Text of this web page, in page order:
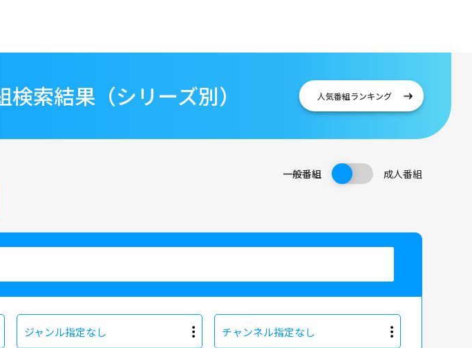
索結果（シリーズ別） 人気番組ランキング
一般番組 成人番組
ジャンル指定なし チャンネル指定なし